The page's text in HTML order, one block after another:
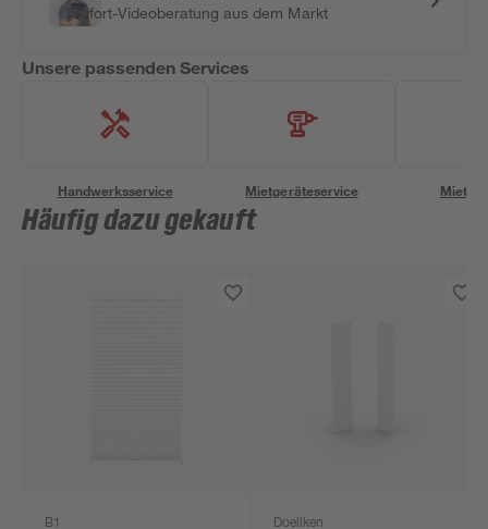
Sofort-Videoberatung aus dem Markt
Unsere passenden Services
Handwerksservice Mietgeräteservice
Häufig dazu gekauft
B1 Doellken